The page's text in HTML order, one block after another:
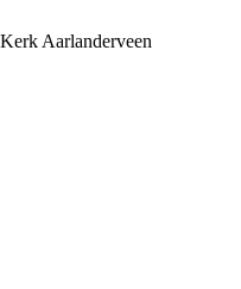
Aarlanderveen